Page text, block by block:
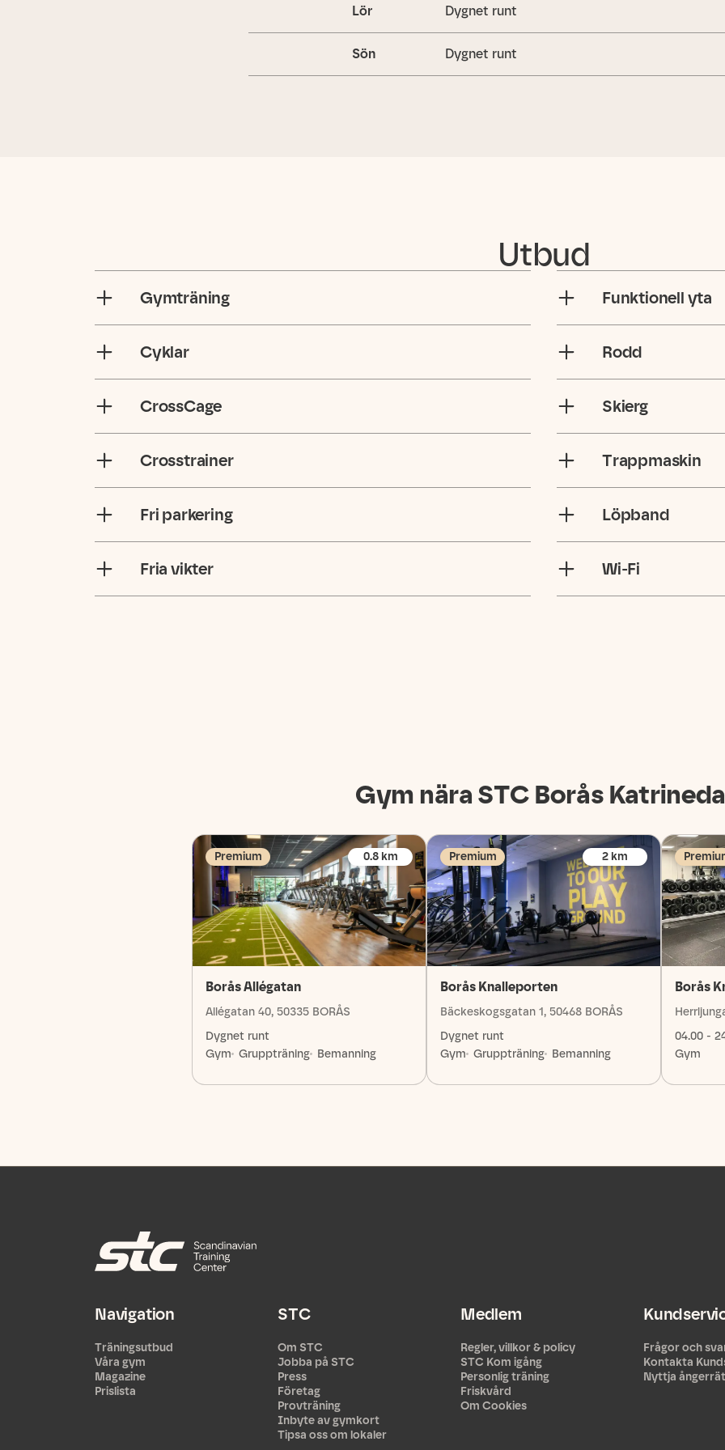
Lör Dygnet runt
Sön Dygnet runt
Utbud
Gymträning
Cyklar
CrossCage
Crosstrainer
Fri parkering
Fria vikter
Funktionell yta
Rodd
Skierg
Trappmaskin
Löpband
Wi-Fi
Gym nära STC Borås
Premium 0.8km
Borås Allégatan
Allégatan 40, 50335 BORÅS
Dygnet runt
Gym Gruppträning Bemanning
Premium 2 km
Borås Knalleporten
Bäckeskogsgatan 1, 50468 BORÅS
Dygnet runt
Gym Gruppträning Bemanning
Borås
04.00 -
Gym
Navigation
Träningsutbud
Våra gym
Magazine
Prislista
STC
Om STC
Jobba på STC
Press
Företag
Provträning
Inbyte av gymkort
Tipsa oss om lokaler
Medlem
Regler, villkor & policy
STC Kom igång
Personlig träning
Friskvård
Om Cookies
Frågor och
Kontakta
Nyttja